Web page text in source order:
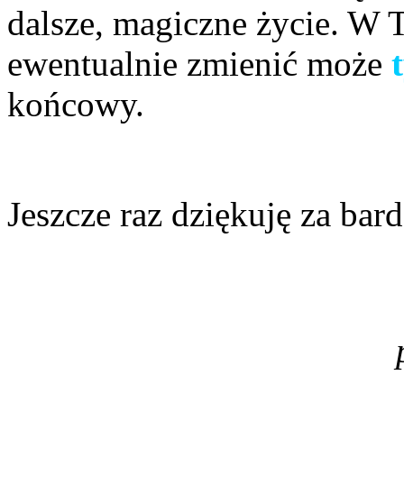
dalsze, magiczne życie. W
ewentualnie zmienić może
końcowy.
Jeszcze raz dziękuję za